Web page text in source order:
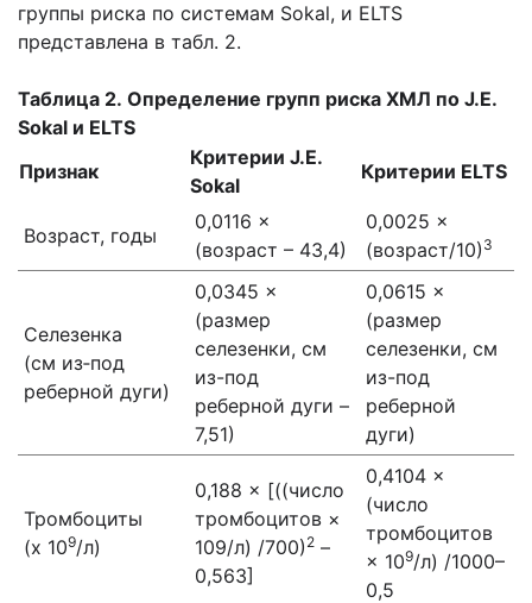
группы риска по системам Sokal, и ELTS
представлена в табл. 2.
Таблица 2. Определение групп риска ХМЛ по J.E.
Sokal и ELTS
Признак
Критерии J.E.
Sokal
Критерии ELTS
Возраст, годы
0,0116 ×
(возраст – 43,4)
0,0025 ×
(возраст/10) 3
Селезенка
(см из‑под
реберной дуги)
0,0345 ×
(размер
селезенки, см
из-под
реберной дуги –
7,51)
0,0615 ×
(размер
селезенки, см
из-под
реберной
дуги)
Тромбоциты
(х 109/л)
0,188 × [((число
тромбоцитов ×
109/л) /700) 2 –
0,563]
0,4104 ×
(число
тромбоцитов
× 109/л) /1000–
0,5